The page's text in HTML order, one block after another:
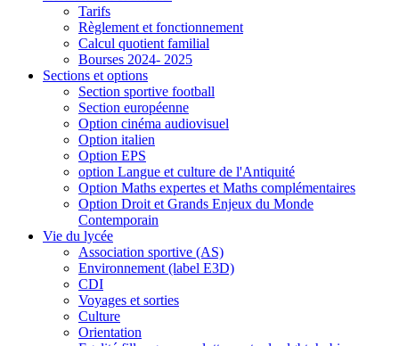
Tarifs
Règlement et fonctionnement
Calcul quotient familial
Bourses 2024- 2025
Sections et options
Section sportive football
Section européenne
Option cinéma audiovisuel
Option italien
Option EPS
option Langue et culture de l'Antiquité
Option Maths expertes et Maths complémentaires
Option Droit et Grands Enjeux du Monde
Contemporain
Vie du lycée
Association sportive (AS)
Environnement (label E3D)
CDI
Voyages et sorties
Culture
Orientation